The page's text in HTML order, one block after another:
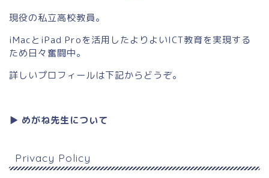
現役の私立高校教員。
iMacとiPad Proを活用したよりよいICT教育を実現する
ため日々奮闘中。
詳しいプロフィールは下記からどうぞ。
▶︎ めがね先生について
Privacy Policy